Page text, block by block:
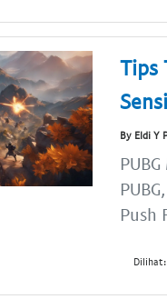
Tips
By Eldi Y
Push